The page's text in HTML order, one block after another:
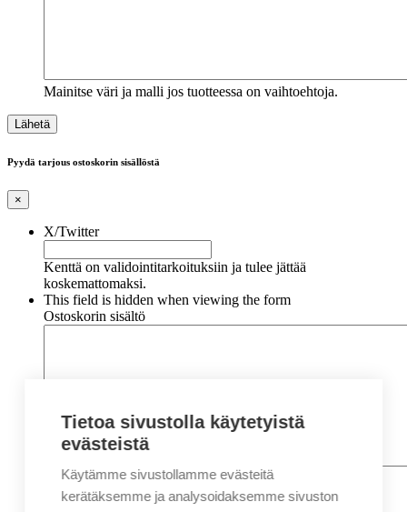
Mainitse väri ja malli jos tuotteessa on vaihtoehtoja.
Pyydä tarjous ostoskorin sisällöstä
×
X/Twitter
Kenttä on validointitarkoituksiin ja tulee jättää
koskemattomaksi.
This field is hidden when viewing the form
Ostoskorin sisältö
Nimi*
Etunimi
Tietoa sivustolla käytetyistä
evästeistä
Käytämme sivustollamme evästeitä
kerätäksemme ja analysoidaksemme sivuston